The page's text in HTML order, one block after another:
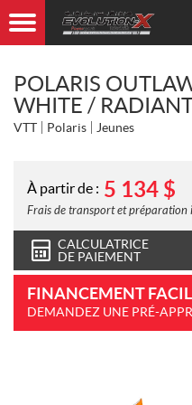
POLARIS
WHITE /
VTT Polaris Jeunes
À partir de : 5 134 $
Frais de transport et préparation
CALCULATRICE
DE PAIEMENT
FINANCEMENT
DEMANDEZ UNE PRÉ-